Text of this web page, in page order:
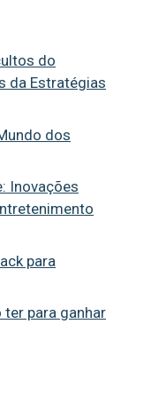
do
da Estratégias
dos
Inovações
para
para ganhar